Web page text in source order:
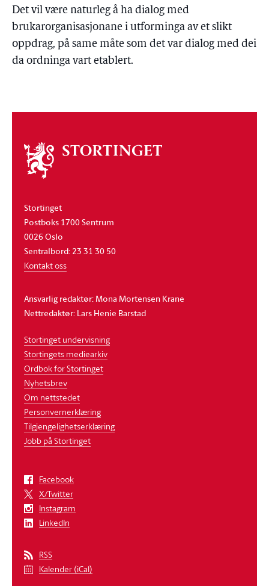
Det vil være naturleg å ha dialog med
brukarorganisasjonane i utforminga av et slikt
oppdrag, på same måte som det var dialog med dei
da ordninga vart etablert.
Om
stortinget
Stortinget
Postboks 1700 Sentrum
0026 Oslo
Sentralbord: 23 31 30 50
Kontakt oss
Ansvarlig redaktør: Mona Mortensen Krane
Nettredaktør: Lars Henie Barstad
Stortinget undervisning
Stortingets mediearkiv
Ordbok for Stortinget
Nyhetsbrev
Om nettstedet
Personvernerklæring
Tilgjengelighetserklæring
Jobb på Stortinget
Facebook
X/Twitter
Instagram
LinkedIn
RSS
Kalender (iCal)